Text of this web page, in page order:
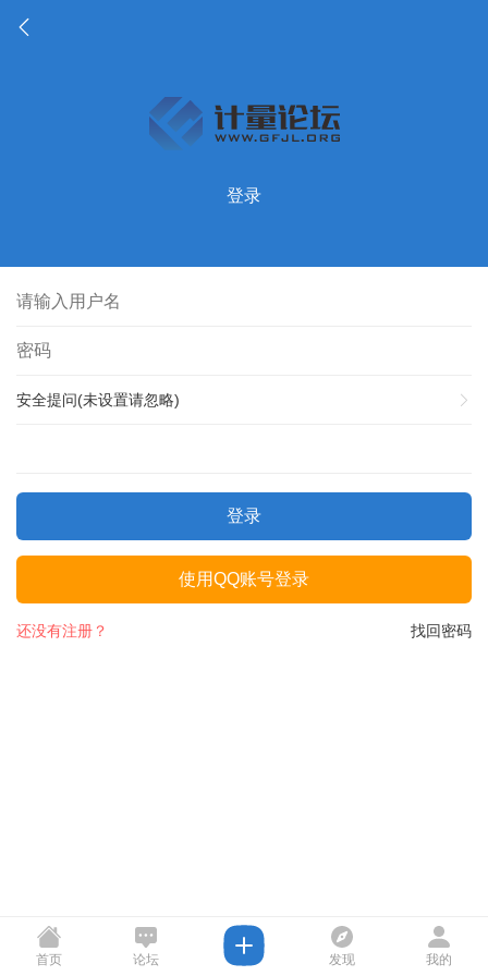
登录
安全提问(未设置请忽略)
登录
使用QQ账号登录
找回密码
还没有注册？
首页 论坛 发现 我的